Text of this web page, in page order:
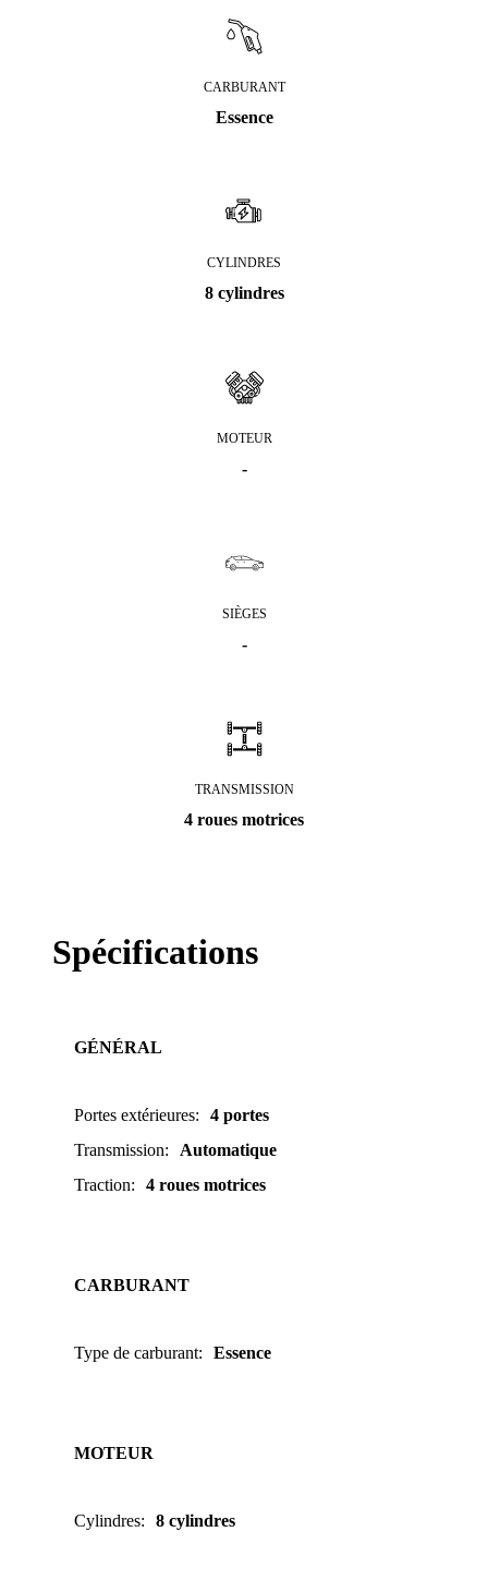
CARBURANT
Essence
CYLINDRES
8 cylindres
MOTEUR
-
SIÈGES
-
TRANSMISSION
4 roues motrices
Spécifications
GÉNÉRAL
Portes extérieures:
4 portes
Transmission:
Automatique
Traction: 4 roues motrices
CARBURANT
Type de carburant: Essence
MOTEUR
Cylindres: 8 cylindres